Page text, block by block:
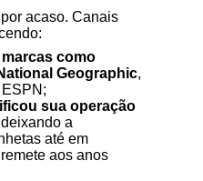
acaso. Canais
como
Geographic,
sua operação
a
até em
aos anos